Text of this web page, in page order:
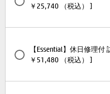
￥25,740 （税込） ]
【Essential】休日修理
￥51,480 （税込） ]